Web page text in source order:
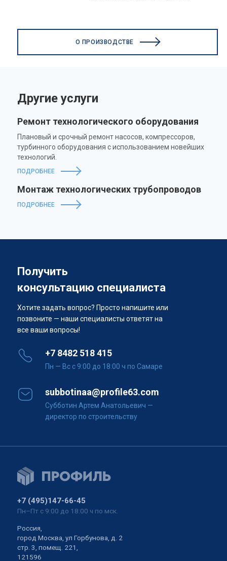
О ПРОИЗВОДСТВЕ
Другие услуги
Ремонт технологического оборудования
Плановый и срочный ремонт насосов, компрессоров,
турбинного оборудования с использованием новейших
технологий.
ПОДРОБНЕЕ
Монтаж технологических трубопроводов
ПОДРОБНЕЕ
Получить
консультацию специалиста
Хотите задать вопрос? Просто напишите или
позвоните — наши специалисты ответят на
все ваши вопросы!
+7 8482 518 415
Пн — Вс с 9:00 до 18:00 ч по Самаре
subbotinaa@profile63.com
Субботин Артем Анатольевич —
директор по строительству
+7 (495)147-66-45
Пн–Пт с 9:00 до 18:00 ч по мск.
Россия,
город Москва, ул Горбунова, д. 2
стр. 3, помещ. 221,
121596